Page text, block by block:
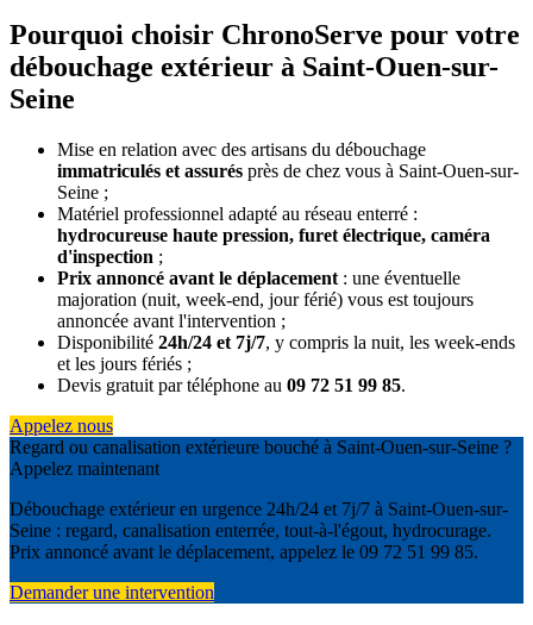
Pourquoi choisir ChronoServe pour votre
débouchage extérieur à Saint-Ouen-sur-
Seine
Mise en relation avec des artisans du débouchage
immatriculés et assurés près de chez vous à Saint-Ouen-sur-
Seine ;
Matériel professionnel adapté au réseau enterré :
hydrocureuse haute pression, furet électrique, caméra
d'inspection ;
Prix annoncé avant le déplacement : une éventuelle
majoration (nuit, week-end, jour férié) vous est toujours
annoncée avant l'intervention ;
Disponibilité 24h/24 et 7j/7, y compris la nuit, les week-ends
et les jours fériés ;
Devis gratuit par téléphone au 09 72 51 99 85.
Appelez nous
Regard ou canalisation extérieure bouché à Saint-Ouen-sur-Seine ?
Appelez maintenant
Débouchage extérieur en urgence 24h/24 et 7j/7 à Saint-Ouen-sur-
Seine : regard, canalisation enterrée, tout-à-l'égout, hydrocurage.
Prix annoncé avant le déplacement, appelez le 09 72 51 99 85.
Demander une intervention